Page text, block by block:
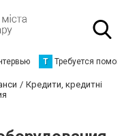
Т Требуется
Кредити, кредитні